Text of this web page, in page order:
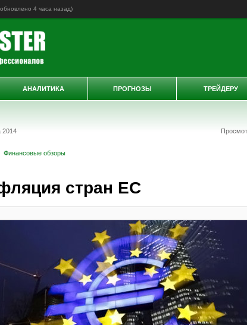
4 часа назад)
2014
Финансовые обзоры
стран ЕС
АНАЛИТИКА ПРОГНОЗЫ ТРЕЙДЕРУ